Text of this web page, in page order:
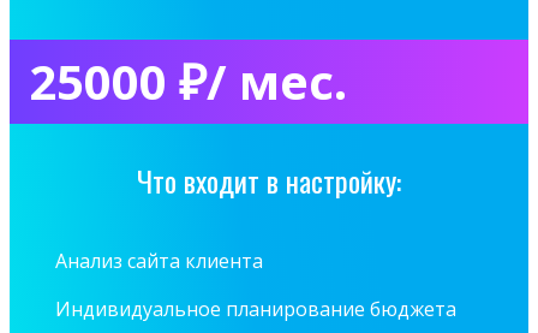
25000 ₽/ мес.
Что входит в настройку:
Анализ сайта клиента
Индивидуальное планирование бюджета